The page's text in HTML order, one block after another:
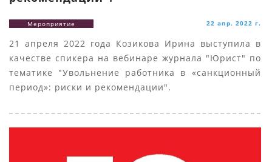
Мероприятие 22 апр. 2022 г.
21 апреля 2022 года Козикова Ирина выступила в
качестве спикера на вебинаре журнала "Юрист" по
тематике "Увольнение работника в «санкционный
период»: риски и рекомендации".